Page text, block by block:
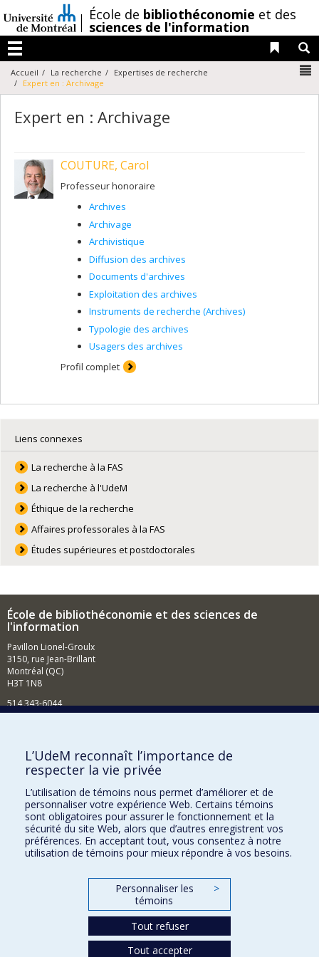
au
contenu
/École de bibliothéconomie et des
sciences de l'information
Menu
Liens
Accueil La recherche
Expertises de recherche
Expert en : Archivage
Expert en : Archivage
COUTURE, Carol
Professeur honoraire
Archives
Archivage
Archivistique
Diffusion des archives
Documents d'archives
Exploitation des archives
Instruments de recherche (Archives)
Typologie des archives
Usagers des archives
Profil complet
Liens connexes
La recherche à la FAS
La recherche à l'UdeM
Éthique de la recherche
Affaires professorales à la FAS
Études supérieures et postdoctorales
École de bibliothéconomie et des sciences de
l'information
Pavillon Lionel-Groulx
3150, rue Jean-Brillant
Montréal (QC)
H3T 1N8
514 343-6044
Comment soutenir l'École?
BESOIN D'AIDE?
Plan du site
Signaler une erreur
Accessibilité
FACULTÉ DES ARTS ET DES SCIENCES
Nos départements et écoles
L’UdeM reconnaît l’importance de
respecter la vie privée
L’utilisation de témoins nous permet d’améliorer et de
personnaliser votre expérience Web. Certains témoins
sont obligatoires pour assurer le fonctionnement et la
sécurité du site Web, alors que d’autres enregistrent vos
préférences. En acceptant tout, vous consentez à notre
utilisation de témoins pour mieux répondre à vos besoins.
Personnaliser les
témoins
>
Tout refuser
Tout accepter